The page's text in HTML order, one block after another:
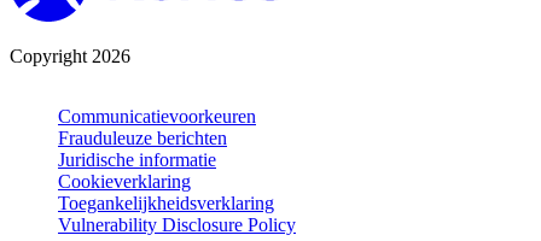
Copyright 2026
Communicatievoorkeuren
Frauduleuze berichten
Juridische informatie
Cookieverklaring
Toegankelijkheidsverklaring
Vulnerability Disclosure Policy